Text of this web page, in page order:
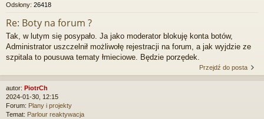
Odsłony: 26418
Re: Boty na forum ?
Tak, w lutym się posypało. Ja jako moderator blokuję konta botów,
Administrator uszczelnił możliwołę rejestracji na forum, a jak wyjdzie ze
szpitala to pousuwa tematy łmieciowe. Będzie porzędek.
Przejdź do posta
autor: PiotrCh
2024-01-30, 12:15
Forum: Plany i projekty
Temat: Parlour reaktywacja